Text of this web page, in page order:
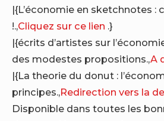
|{L’économie en sketchnotes :
!.,Cliquez sur ce lien .}
|{écrits d’artistes sur
des modestes propositions.,A
|{La theorie du donut :
principes.,Redirection vers la
Disponible dans toutes les